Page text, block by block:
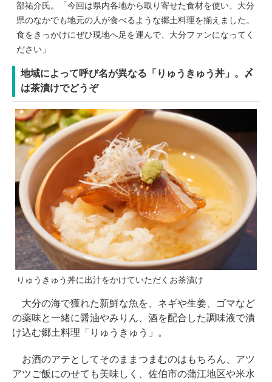
部祐介氏。「今回は県内各地から取り寄せた食材を使い、大分
県のなかでも地元の人が食べるような郷土料理を揃えました。
食をきっかけにぜひ現地へ足を運んで、大分ファンになってく
ださい」
地域によって呼び名が異なる「りゅうきゅう丼」。〆
は茶漬けでどうぞ
りゅうきゅう丼に出汁をかけていただくお茶漬け
大分の海で獲れた新鮮な魚を、ネギや生姜、ゴマなど
の薬味と一緒に醤油やみりん、酒を配合した調味液で漬
け込む郷土料理「りゅうきゅう」。
お酒のアテとしてそのままつまむのはもちろん、アツ
アツご飯にのせても美味しく、佐伯市の蒲江地区や米水